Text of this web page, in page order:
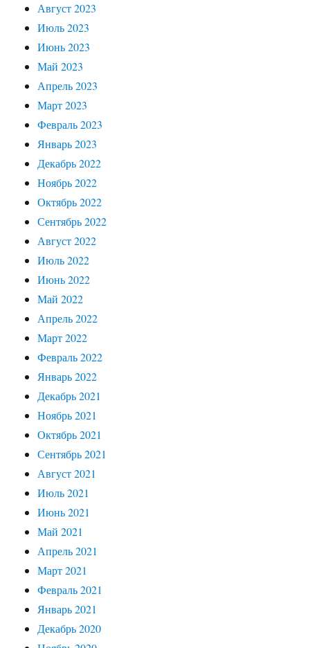
Август 2023
Июль 2023
Июнь 2023
Май 2023
Апрель 2023
Март 2023
Февраль 2023
Январь 2023
Декабрь 2022
Ноябрь 2022
Октябрь 2022
Сентябрь 2022
Август 2022
Июль 2022
Июнь 2022
Май 2022
Апрель 2022
Март 2022
Февраль 2022
Январь 2022
Декабрь 2021
Ноябрь 2021
Октябрь 2021
Сентябрь 2021
Август 2021
Июль 2021
Июнь 2021
Май 2021
Апрель 2021
Март 2021
Февраль 2021
Январь 2021
Декабрь 2020